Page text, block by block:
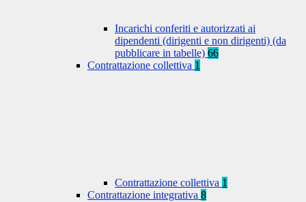
Incarichi conferiti e autorizzati ai
dipendenti (dirigenti e non dirigenti) (da
pubblicare in tabelle) 66
Contrattazione collettiva 1
Contrattazione collettiva 1
Contrattazione integrativa 8